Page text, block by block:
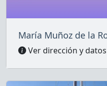
María Muñoz de la
Ver dirección y